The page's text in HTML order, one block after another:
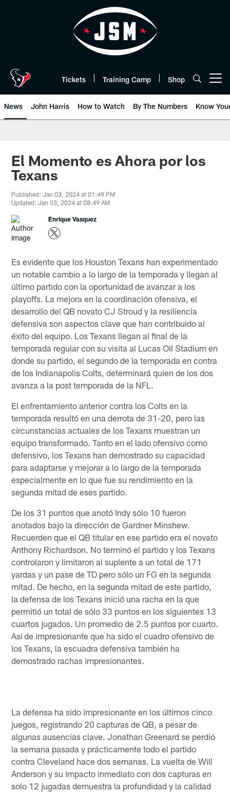
Tickets Training Camp Shop
News John Harris How to Watch By The Numbers Know
El Momento es Ahora por los
Texans
Published: Jan 03, 2024 at 01:49 PM
Updated: Jan 03, 2024 at 08:49 AM
Enrique Vasquez
Es evidente que los Houston Texans han experimentado
un notable cambio a lo largo de la temporada y llegan al
último partido con la oportunidad de avanzar a los
playoffs. La mejora en la coordinación ofensiva, el
desarrollo del QB novato CJ Stroud y la resiliencia
defensiva son aspectos clave que han contribuido al
éxito del equipo. Los Texans llegan al final de la
temporada regular con su visita al Lucas Oil Stadium en
donde su partido, el segundo de la temporada en contra
de los Indianapolis Colts, determinará quien de los dos
avanza a la post temporada de la NFL.
El enfrentamiento anterior contra los Colts en la
temporada resultó en una derrota de 31-20, pero las
circunstancias actuales de los Texans muestran un
equipo transformado. Tanto en el lado ofensivo como
defensivo, los Texans han demostrado su capacidad
para adaptarse y mejorar a lo largo de la temporada
especialmente en lo que fue su rendimiento en la
segunda mitad de eses partido.
De los 31 puntos que anotó Indy sólo 10 fueron
anotados bajo la dirección de Gardner Minshew.
Recuerden que el QB titular en ese partido era el novato
Anthony Richardson. No terminó el partido y los Texans
controlaron y limitaron al suplente a un total de 171
yardas y un pase de TD pero sólo un FG en la segunda
mitad. De hecho, en la segunda mitad de este partido,
la defensa de los Texans inició una racha en la que
permitió un total de sólo 33 puntos en los siguientes 13
cuartos jugados. Un promedio de 2.5 puntos por cuarto.
Así de impresionante que ha sido el cuadro ofensivo de
los Texans, la escuadra defensiva también ha
demostrado rachas impresionantes.
La defensa ha sido impresionante en los últimos cinco
juegos, registrando 20 capturas de QB, a pesar de
algunas ausencias clave. Jonathan Greenard se perdió
la semana pasada y prácticamente todo el partido
contra Cleveland hace dos semanas. La vuelta de Will
Anderson y su impacto inmediato con dos capturas en
solo 12 jugadas demuestra la profundidad y la calidad